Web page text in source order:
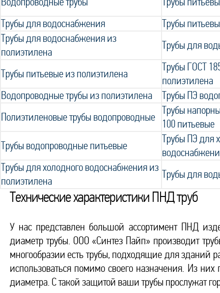
Трубы для водоснабжения
Трубы
Трубы для водоснабжения из
полиэтилена
Трубы для
Трубы питьевые из полиэтилена
Трубы ГОСТ
полиэтилена
Водопроводные трубы из полиэтилена
Трубы ПЭ
Полиэтиленовые трубы водопроводные
Трубы
100 питьевые
Трубы водопроводные питьевые
Трубы ПЭ для
Трубы для холодного водоснабжения из
полиэтилена
Трубы для
Технические характеристики ПНД труб
У нас представлен большой ассортимент ПНД
диаметр трубы. ООО «Синтез Пайп» производит
многообразии есть трубы, подходящие для зданий
использоваться помимо своего назначения. Из
диаметра. С такой защитой ваши трубы прослужат